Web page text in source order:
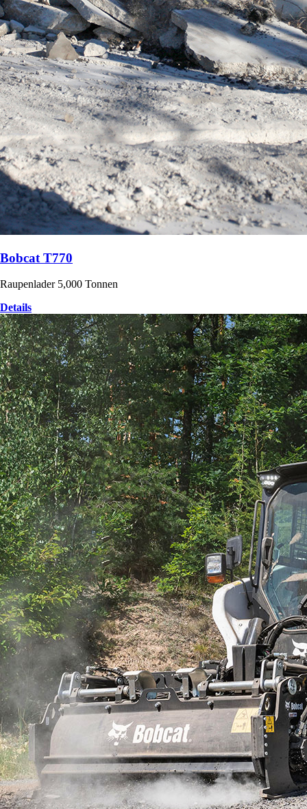
Bobcat T770
Raupenlader 5,000 Tonnen
Details